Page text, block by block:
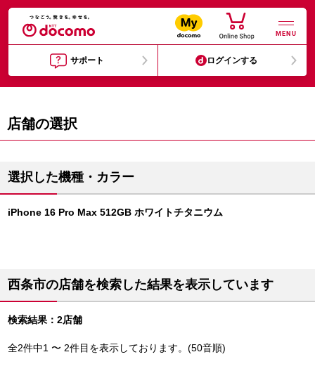
MENU
サポート ログインする
店舗の選択
選択した機種・カラー
iPhone 16 Pro Max 512GB ホワイトチタニウム
西条市の店舗を検索した結果を表示しています
検索結果：2店舗
全2件中1 〜 2件目を表示しております。(50音順)